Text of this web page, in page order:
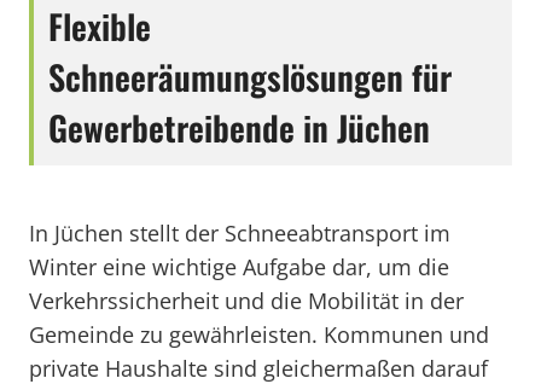
Flexible
Schneeräumungslösungen für
Gewerbetreibende in Jüchen
In Jüchen stellt der Schneeabtransport im
Winter eine wichtige Aufgabe dar, um die
Verkehrssicherheit und die Mobilität in der
Gemeinde zu gewährleisten. Kommunen und
private Haushalte sind gleichermaßen darauf